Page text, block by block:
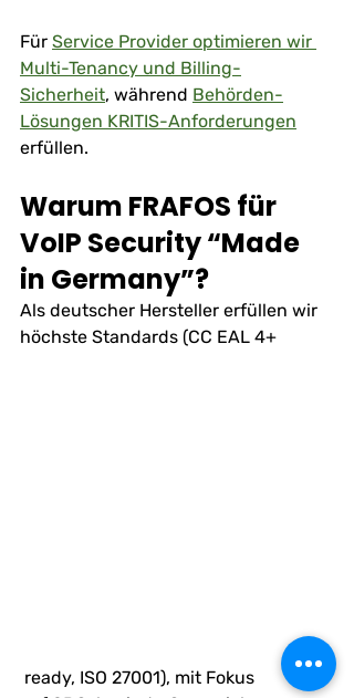
Für Service Provider optimieren wir
Multi-Tenancy und Billing-
Sicherheit, während Behörden-
Lösungen KRITIS-Anforderungen
erfüllen.
Warum FRAFOS für
VoIP Security “Made
in Germany”?
Als deutscher Hersteller erfüllen wir
höchste Standards (CC EAL 4+